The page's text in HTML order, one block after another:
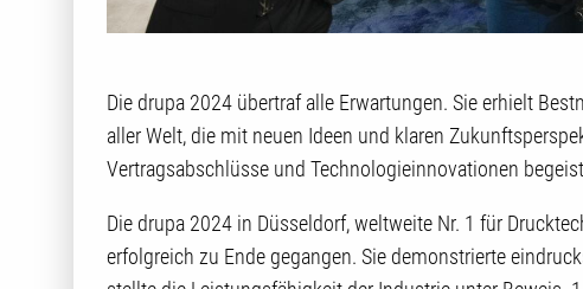
Die drupa 2024 übertraf alle Erwartungen. Sie erhielt
aller Welt, die mit neuen Ideen und klaren
Vertragsabschlüsse und Technologieinnovationen
Die drupa 2024 in Düsseldorf, weltweite Nr. 1 für
erfolgreich zu Ende gegangen. Sie demonstrierte